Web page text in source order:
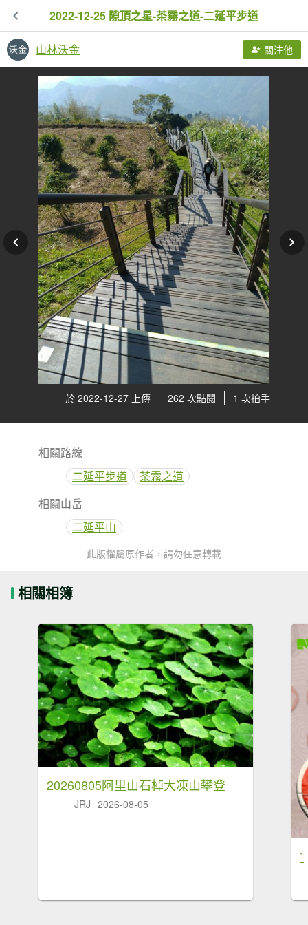
2022-12-25 隙頂之星-茶霧之道-二延平步道
山林沃金 關注他
於 2022-12-27 上傳 262 次點閱 1 次拍手
相關路線
二延平步道
茶霧之道
相關山岳
二延平山
此版權屬原作者，請勿任意轉載
相關相簿
20260805阿里山石棹大凍山攀登
JRJ 2026-08-05
`